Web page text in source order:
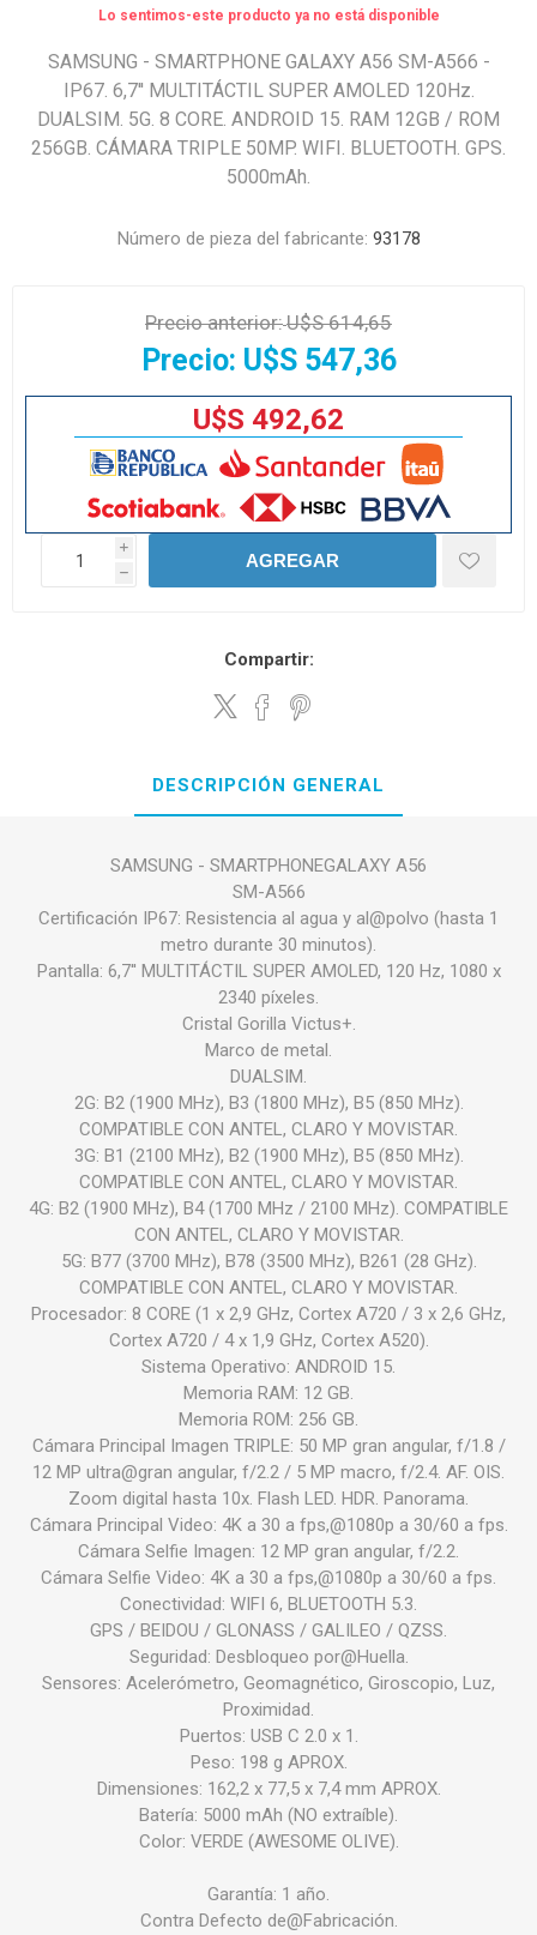
Lo sentimos-este producto ya no está disponible
SAMSUNG - SMARTPHONE GALAXY A56 SM-A566 -
IP67. 6,7'' MULTITÁCTIL SUPER AMOLED 120Hz.
DUALSIM. 5G. 8 CORE. ANDROID 15. RAM 12GB / ROM
256GB. CÁMARA TRIPLE 50MP. WIFI. BLUETOOTH. GPS.
5000mAh.
Número de pieza del fabricante: 93178
Precio anterior:U$S 614,65
Precio: U$S 547,36
U$S 492,62
i
h
AGREGAR
Compartir:
DESCRIPCIÓN GENERAL
SAMSUNG - SMARTPHONEGALAXY A56
SM-A566
Certificación IP67: Resistencia al agua y al@polvo (hasta 1
metro durante 30 minutos).
Pantalla: 6,7'' MULTITÁCTIL SUPER AMOLED, 120 Hz, 1080 x
2340 píxeles.
Cristal Gorilla Victus+.
Marco de metal.
DUALSIM.
2G: B2 (1900 MHz), B3 (1800 MHz), B5 (850 MHz).
COMPATIBLE CON ANTEL, CLARO Y MOVISTAR.
3G: B1 (2100 MHz), B2 (1900 MHz), B5 (850 MHz).
COMPATIBLE CON ANTEL, CLARO Y MOVISTAR.
4G: B2 (1900 MHz), B4 (1700 MHz / 2100 MHz). COMPATIBLE
CON ANTEL, CLARO Y MOVISTAR.
5G: B77 (3700 MHz), B78 (3500 MHz), B261 (28 GHz).
COMPATIBLE CON ANTEL, CLARO Y MOVISTAR.
Procesador: 8 CORE (1 x 2,9 GHz, Cortex A720 / 3 x 2,6 GHz,
Cortex A720 / 4 x 1,9 GHz, Cortex A520).
Sistema Operativo: ANDROID 15.
Memoria RAM: 12 GB.
Memoria ROM: 256 GB.
Cámara Principal Imagen TRIPLE: 50 MP gran angular, f/1.8 /
12 MP ultra@gran angular, f/2.2 / 5 MP macro, f/2.4. AF. OIS.
Zoom digital hasta 10x. Flash LED. HDR. Panorama.
Cámara Principal Video: 4K a 30 a fps,@1080p a 30/60 a fps.
Cámara Selfie Imagen: 12 MP gran angular, f/2.2.
Cámara Selfie Video: 4K a 30 a fps,@1080p a 30/60 a fps.
Conectividad: WIFI 6, BLUETOOTH 5.3.
GPS / BEIDOU / GLONASS / GALILEO / QZSS.
Seguridad: Desbloqueo por@Huella.
Sensores: Acelerómetro, Geomagnético, Giroscopio, Luz,
Proximidad.
Puertos: USB C 2.0 x 1.
Peso: 198 g APROX.
Dimensiones: 162,2 x 77,5 x 7,4 mm APROX.
Batería: 5000 mAh (NO extraíble).
Color: VERDE (AWESOME OLIVE).
Garantía: 1 año.
Contra Defecto de@Fabricación.